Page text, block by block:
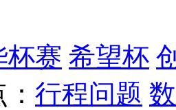
杯赛 希望杯
行程问题